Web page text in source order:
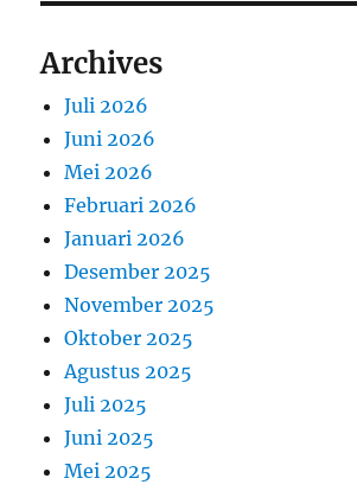
Archives
Juli 2026
Juni 2026
Mei 2026
Februari 2026
Januari 2026
Desember 2025
November 2025
Oktober 2025
Agustus 2025
Juli 2025
Juni 2025
Mei 2025